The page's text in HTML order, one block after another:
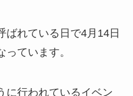
ばれている日で4月14日
ています。
に行われているイベン